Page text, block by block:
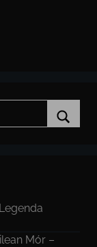
Mór –